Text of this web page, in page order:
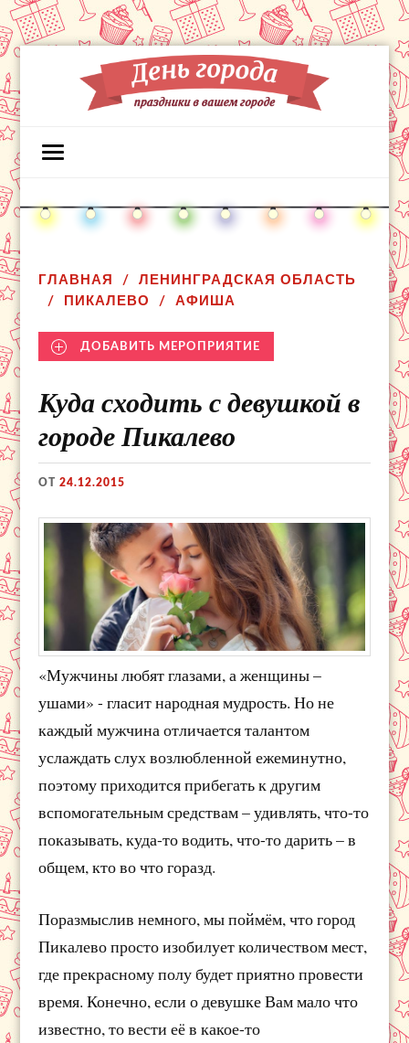
ГЛАВНАЯ
ЛЕНИНГРАДСКАЯ ОБЛАСТЬ
ПИКАЛЕВО
АФИША
ДОБАВИТЬ МЕРОПРИЯТИЕ
Куда сходить с девушкой в
городе Пикалево
ОТ24.12.2015
«Мужчины любят глазами, а женщины –
ушами» - гласит народная мудрость. Но не
каждый мужчина отличается талантом
услаждать слух возлюбленной ежеминутно,
поэтому приходится прибегать к другим
вспомогательным средствам – удивлять, что-то
показывать, куда-то водить, что-то дарить – в
общем, кто во что горазд.
Поразмыслив немного, мы поймём, что город
Пикалево просто изобилует количеством мест,
где прекрасному полу будет приятно провести
время. Конечно, если о девушке Вам мало что
известно, то вести её в какое-то